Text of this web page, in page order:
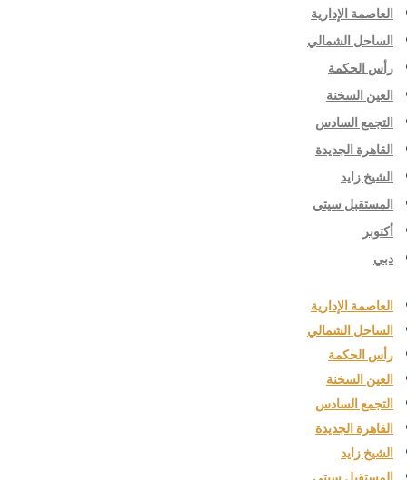
العاصمة الإدارية
الساحل الشمالي
رأس الحكمة
العين السخنة
التجمع السادس
القاهرة الجديدة
الشيخ زايد
المستقبل سيتي
أكتوبر
دبي
العاصمة الإدارية
الساحل الشمالي
رأس الحكمة
العين السخنة
التجمع السادس
القاهرة الجديدة
الشيخ زايد